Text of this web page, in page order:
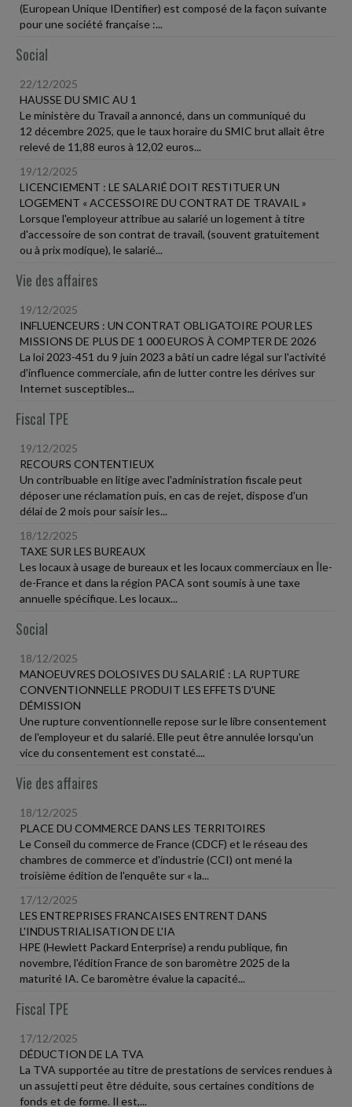
(European Unique IDentifier) est composé de la façon suivante
pour une société française :...
Social
22/12/2025
HAUSSE DU SMIC AU 1
Le ministère du Travail a annoncé, dans un communiqué du
12 décembre 2025, que le taux horaire du SMIC brut allait être
relevé de 11,88 euros à 12,02 euros...
19/12/2025
LICENCIEMENT : LE SALARIÉ DOIT RESTITUER UN
LOGEMENT « ACCESSOIRE DU CONTRAT DE TRAVAIL »
Lorsque l'employeur attribue au salarié un logement à titre
d'accessoire de son contrat de travail, (souvent gratuitement
ou à prix modique), le salarié...
Vie des affaires
19/12/2025
INFLUENCEURS : UN CONTRAT OBLIGATOIRE POUR LES
MISSIONS DE PLUS DE 1 000 EUROS À COMPTER DE 2026
La loi 2023-451 du 9 juin 2023 a bâti un cadre légal sur l'activité
d'influence commerciale, afin de lutter contre les dérives sur
Internet susceptibles...
Fiscal TPE
19/12/2025
RECOURS CONTENTIEUX
Un contribuable en litige avec l'administration fiscale peut
déposer une réclamation puis, en cas de rejet, dispose d'un
délai de 2 mois pour saisir les...
18/12/2025
TAXE SUR LES BUREAUX
Les locaux à usage de bureaux et les locaux commerciaux en Île-
de-France et dans la région PACA sont soumis à une taxe
annuelle spécifique. Les locaux...
Social
18/12/2025
MANOEUVRES DOLOSIVES DU SALARIÉ : LA RUPTURE
CONVENTIONNELLE PRODUIT LES EFFETS D'UNE
DÉMISSION
Une rupture conventionnelle repose sur le libre consentement
de l'employeur et du salarié. Elle peut être annulée lorsqu'un
vice du consentement est constaté....
Vie des affaires
18/12/2025
PLACE DU COMMERCE DANS LES TERRITOIRES
Le Conseil du commerce de France (CDCF) et le réseau des
chambres de commerce et d'industrie (CCI) ont mené la
troisième édition de l'enquête sur « la...
17/12/2025
LES ENTREPRISES FRANCAISES ENTRENT DANS
L'INDUSTRIALISATION DE L'IA
HPE (Hewlett Packard Enterprise) a rendu publique, fin
novembre, l'édition France de son baromètre 2025 de la
maturité IA. Ce baromètre évalue la capacité...
Fiscal TPE
17/12/2025
DÉDUCTION DE LA TVA
La TVA supportée au titre de prestations de services rendues à
un assujetti peut être déduite, sous certaines conditions de
fonds et de forme. Il est,...